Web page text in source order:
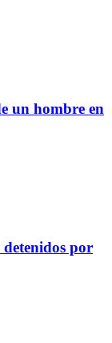
un hombre en
por